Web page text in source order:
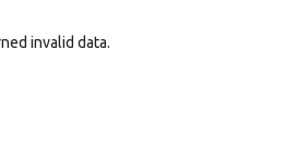
invalid data.